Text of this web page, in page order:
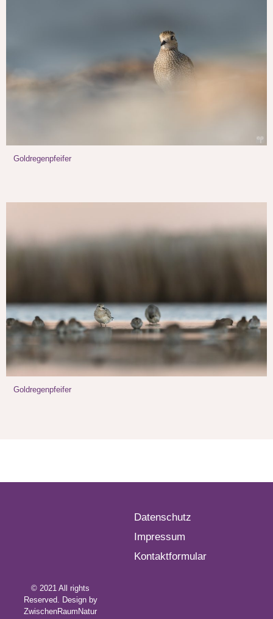
Goldregenpfeifer
Goldregenpfeifer
Datenschutz
Impressum
Kontaktformular
© 2021 All rights
Reserved. Design by
ZwischenRaumNatur